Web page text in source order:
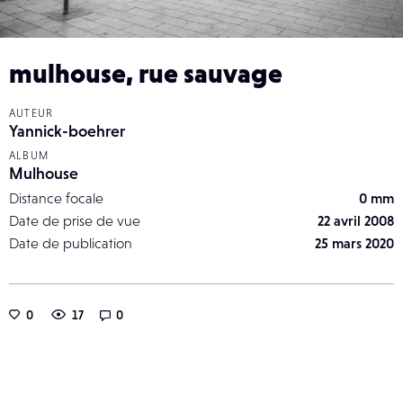
mulhouse, rue sauvage
AUTEUR
Yannick-boehrer
ALBUM
Mulhouse
Distance focale
0 mm
Date de prise de vue
22 avril 2008
Date de publication
25 mars 2020
0 17 0